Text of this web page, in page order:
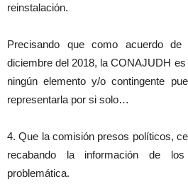
reinstalación.
Precisando que como acuerdo
diciembre del 2018, la CONAJUDH
ningún elemento y/o contingente
representarla por si solo…
4. Que la comisión presos políticos,
recabando la información de
problemática.